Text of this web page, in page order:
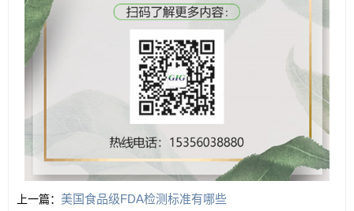
上一篇： 美国食品级FDA检测标准有哪些